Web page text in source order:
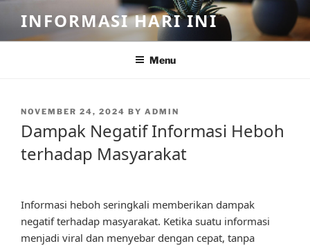
content
INFORMASI HARI INI
Menu
POSTED
NOVEMBER 24, 2024 BY ADMIN
Dampak Negatif Informasi Heboh
terhadap Masyarakat
Informasi heboh seringkali memberikan dampak
negatif terhadap masyarakat. Ketika suatu informasi
menjadi viral dan menyebar dengan cepat, tanpa